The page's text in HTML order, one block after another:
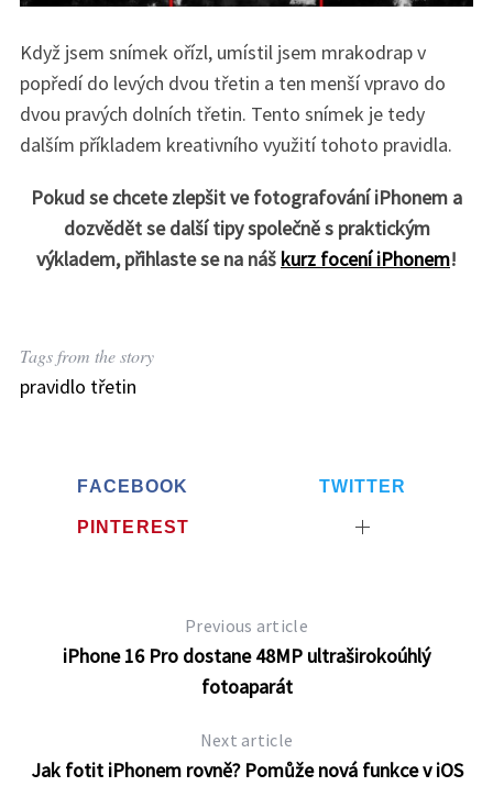
Když jsem snímek ořízl, umístil jsem mrakodrap v
popředí do levých dvou třetin a ten menší vpravo do
dvou pravých dolních třetin. Tento snímek je tedy
dalším příkladem kreativního využití tohoto pravidla.
Pokud se chcete zlepšit ve fotografování iPhonem a
dozvědět se další tipy společně s praktickým
výkladem, přihlaste se na náš kurz focení iPhonem!
Tags from the story
pravidlo třetin
FACEBOOK TWITTER
PINTEREST
Previous article
iPhone 16 Pro dostane 48MP ultraširokoúhlý
fotoaparát
Next article
Jak fotit iPhonem rovně? Pomůže nová funkce v iOS